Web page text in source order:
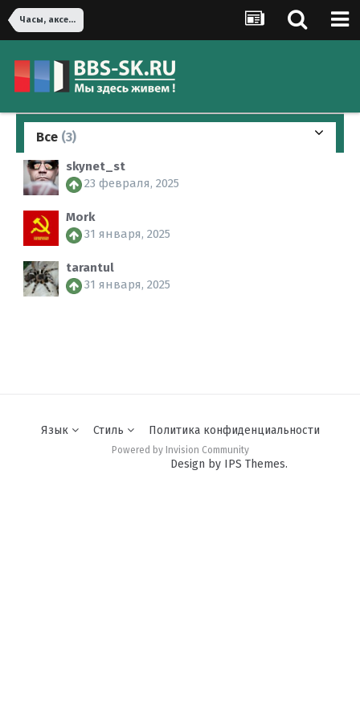
Часы, аксессуары и ювелирные изделия
Все (3)
skynet_st
23 февраля, 2025
Mork
31 января, 2025
tarantul
31 января, 2025
Язык Стиль Политика конфиденциальности
Powered by Invision Community
Design by IPS Themes.